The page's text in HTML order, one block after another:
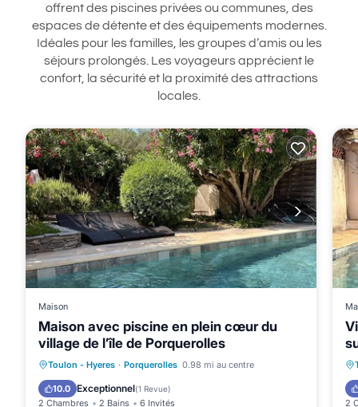
offrent des piscines privées ou communes, des
espaces de détente et des équipements modernes.
Idéales pour les familles, les groupes d’amis ou les
séjours prolongés. Les voyageurs apprécient le
confort, la sécurité et la proximité des attractions
locales.
Maison
Maison avec piscine en plein cœur du
village de l’île de Porquerolles
Toulon - Hyeres · Porquerolles 0.98 mi au centre
10.0 Exceptionnel(1 Revue)
2 Chambres 2 Bains 6 Invités
Piscine privée
Piscine
Vue sur l’océan
2